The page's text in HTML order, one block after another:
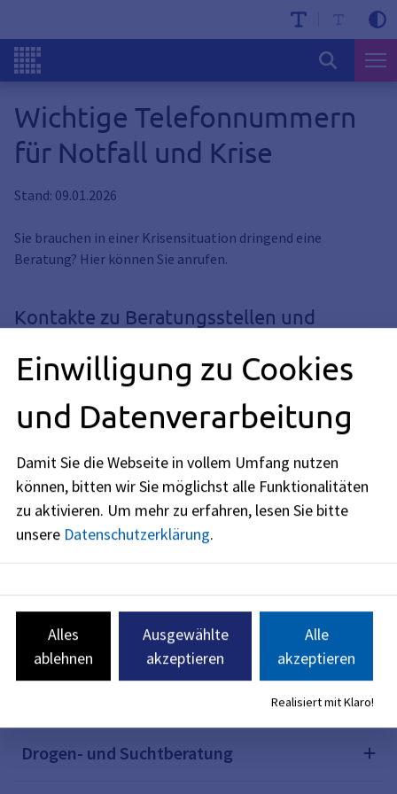
Wichtige Telefonnummern
für Notfall und Krise
Stand: 09.01.2026
Sie brauchen in einer Krisensituation dringend eine
Beratung? Hier können Sie anrufen.
Kontakte zu Beratungsstellen und
Bereitschaftsdienst Allgemeiner
Sozialdienst, Stadtjugendamt Erlangen
Bei Krisen und Notfällen abends, an
Wochenenden und Feiertagen
Hilfe in psychischen Notsituationen
Kinder und Jugendliche - Nummern für
Notsituationen und schnelle Beratung
Elterntelefon - Nummer gegen Kummer
Drogen- und Suchtberatung
Einwilligung zu Cookies
und Datenverarbeitung
Damit Sie die Webseite in vollem Umfang nutzen
können, bitten wir Sie möglichst alle Funktionalitäten
zu aktivieren. Um mehr zu erfahren, lesen Sie bitte
unsere Datenschutzerklärung.
Alles
ablehnen
Ausgewählte
akzeptieren
Alle
akzeptieren
Realisiert mit Klaro!